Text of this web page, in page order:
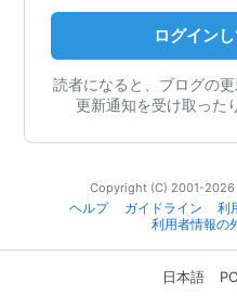
ログイン
読者になると、ブログの
更新通知を受け取った
Copyright (C) 2001-2026
ヘルプ
ガイドライン 利
利用者情報の
日本語